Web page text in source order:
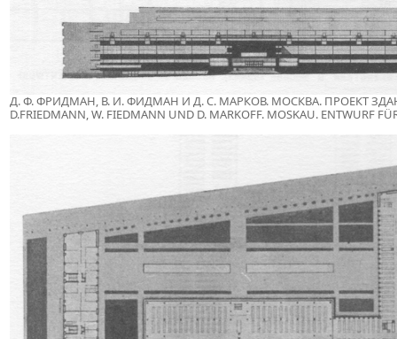
Д. Ф. ФРИДМАН, В. И. ФИДМАН И Д. С. МАРКОВ. МОСКВА. ПРОЕКТ
D.FRIEDMANN, W. FIEDMANN UND D. MARKOFF. MOSKAU. ENTWURF